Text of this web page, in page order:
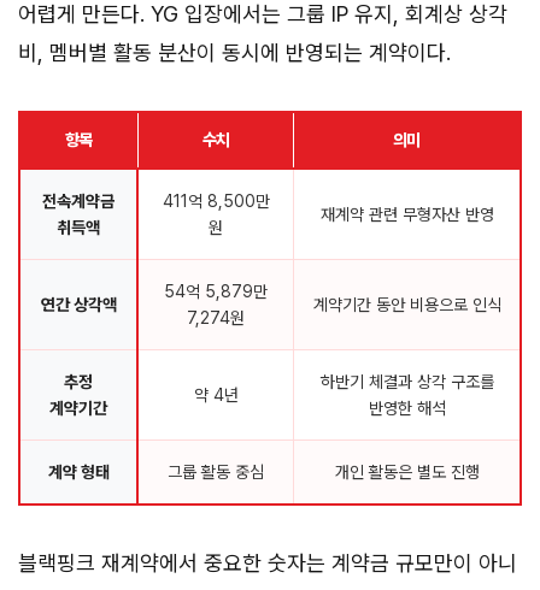
어렵게 만든다. YG 입장에서는 그룹 IP 유지, 회계상 상각
비, 멤버별 활동 분산이 동시에 반영되는 계약이다.
항목 수치 의미
전속계약금
취득액
411억 8,500만
원
재계약 관련 무형자산 반영
연간 상각액
54억 5,879만
7,274원
계약기간 동안 비용으로 인식
추정
계약기간
약 4년
하반기 체결과 상각 구조를
반영한 해석
계약 형태 그룹 활동 중심 개인 활동은 별도 진행
블랙핑크 재계약에서 중요한 숫자는 계약금 규모만이 아니